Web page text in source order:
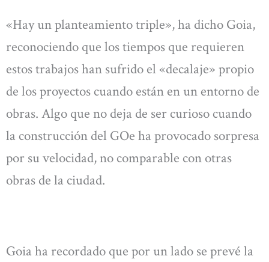
«Hay un planteamiento triple», ha dicho Goia,
reconociendo que los tiempos que requieren
estos trabajos han sufrido el «decalaje» propio
de los proyectos cuando están en un entorno de
obras. Algo que no deja de ser curioso cuando
la construcción del GOe ha provocado sorpresa
por su velocidad, no comparable con otras
obras de la ciudad.
Goia ha recordado que por un lado se prevé la